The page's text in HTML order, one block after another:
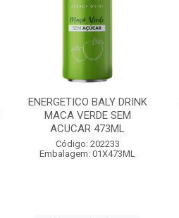
ENERGETICO BALY DRINK
MACA VERDE SEM
ACUCAR 473ML
Código: 202233
Embalagem: 01X473ML